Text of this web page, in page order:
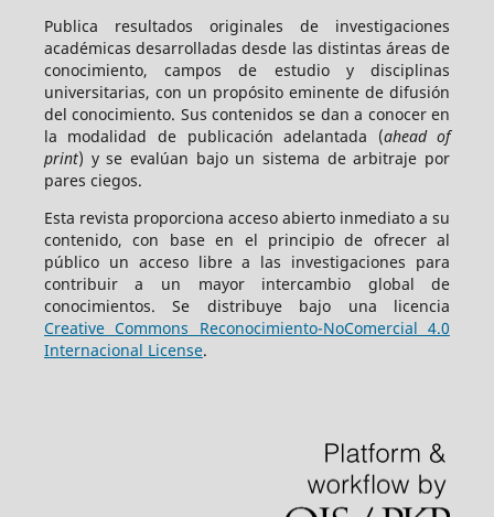
Publica resultados originales de investigaciones
académicas desarrolladas desde las distintas áreas de
conocimiento, campos de estudio y disciplinas
universitarias, con un propósito eminente de difusión
del conocimiento. Sus contenidos se dan a conocer en
la modalidad de publicación adelantada (ahead of
print) y se evalúan bajo un sistema de arbitraje por
pares ciegos.
Esta revista proporciona acceso abierto inmediato a su
contenido, con base en el principio de ofrecer al
público un acceso libre a las investigaciones para
contribuir a un mayor intercambio global de
conocimientos. Se distribuye bajo una licencia
Creative Commons Reconocimiento-NoComercial 4.0
Internacional License.